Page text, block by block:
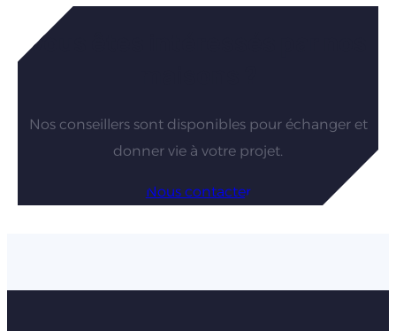
Vous êtes intéressés par nos
Nos conseillers sont disponibles pour échanger et
donner vie à votre projet.
Nous contacter